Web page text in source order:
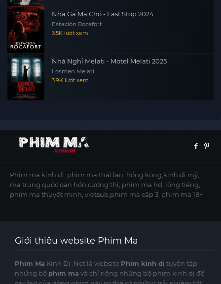
Nhà Ga Ma Chó - Last Stop 2024
Estación Rocafort
3.5K lượt xem
Nhà Nghỉ Melati - Motel Melati 2025
Losmen Melati
3.9K lượt xem
Phim ma kinh dị, phim ma thái lan, hồng kông,kinh dị mỹ,
ma trung quốc,oan hồn,cương thi, phim ma hd, lồng tiếng,
phim ma thuyết minh, vietsub,phim ma cấp 3, phim ma 18+
Giới thiệu website Phim Ma
Phim Ma Kinh Dị .Net là website Phim kinh dị tuyển tập
những bộ phim ma và chỉ riêng những bộ phim kinh dị để